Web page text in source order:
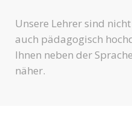
Unsere Lehrer sind
auch pädagogisch
Ihnen neben der
näher.